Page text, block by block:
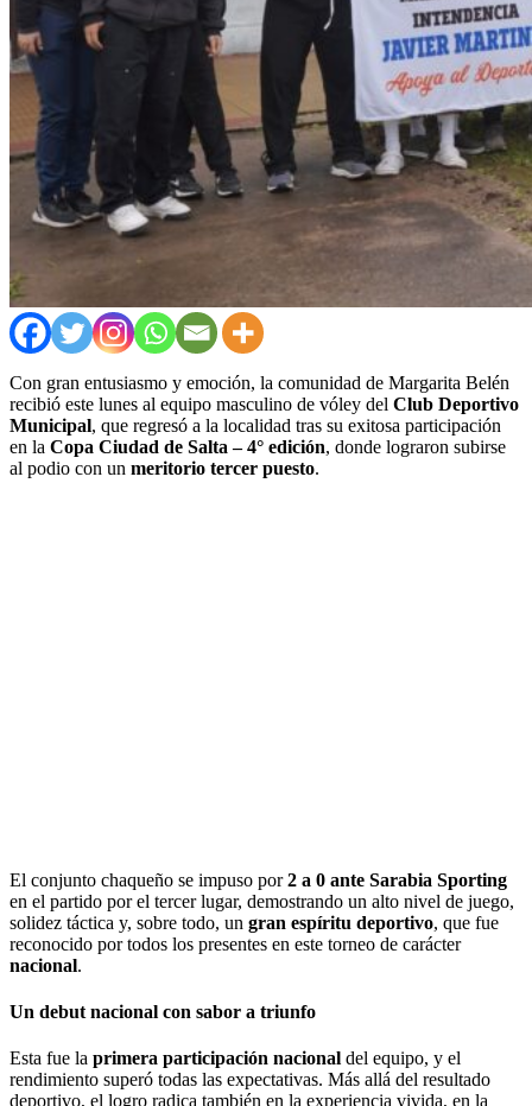
Con gran entusiasmo y emoción, la comunidad de Margarita Belén
recibió este lunes al equipo masculino de vóley del Club Deportivo
Municipal, que regresó a la localidad tras su exitosa participación
en la Copa Ciudad de Salta – 4° edición, donde lograron subirse
al podio con un meritorio tercer puesto.
El conjunto chaqueño se impuso por2 a 0 ante Sarabia Sporting
en el partido por el tercer lugar, demostrando un alto nivel de juego,
solidez táctica y, sobre todo, un gran espíritu deportivo, que fue
reconocido por todos los presentes en este torneo de carácter
nacional.
Un debut nacional con sabor a triunfo
Esta fue la primera participación nacional del equipo, y el
rendimiento superó todas las expectativas. Más allá del resultado
deportivo, el logro radica también en la experiencia vivida, en la